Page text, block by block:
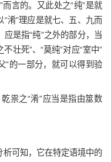
而言的。又此处之“纯”是就
淆”理应是就七、五、九而
是指“纯”之外的部分，当
壮死”、“莫纯”对应“室中”
”的一部分，就可以得到验
祟之“淆”应当是指由筮数
析可知，它在特定语境中的